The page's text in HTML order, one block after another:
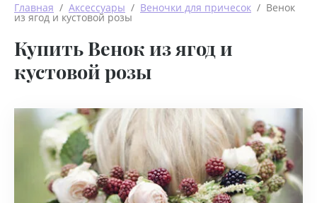
Главная
  /
Аксессуары
  /
Веночки для причесок
  /  Венок
из ягод и кустовой розы
Купить Венок из ягод и
кустовой розы